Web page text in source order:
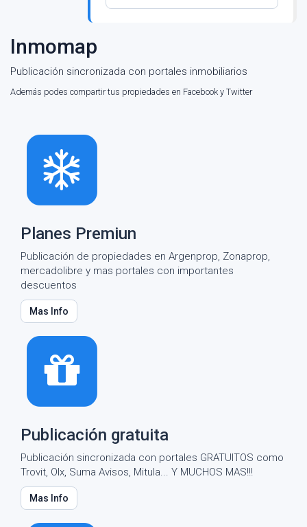
Inmomap
Publicación sincronizada con portales inmobiliarios
Además podes compartir tus propiedades en Facebook y Twitter
Planes Premiun
Publicación de propiedades en Argenprop, Zonaprop,
mercadolibre y mas portales con importantes
descuentos
Mas Info
Publicación gratuita
Publicación sincronizada con portales GRATUITOS como
Trovit, Olx, Suma Avisos, Mitula... Y MUCHOS MAS!!!
Mas Info